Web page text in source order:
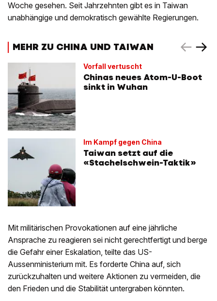
Woche gesehen. Seit Jahrzehnten gibt es in Taiwan
unabhängige und demokratisch gewählte Regierungen.
MEHR ZU CHINA UND TAIWAN
Vorfall vertuscht
Chinas neues Atom-U-Boot
sinkt in Wuhan
Im Kampf gegen China
Taiwan setzt auf die
«Stachelschwein-Taktik»
Mit militärischen Provokationen auf eine jährliche
Ansprache zu reagieren sei nicht gerechtfertigt und berge
die Gefahr einer Eskalation, teilte das US-
Aussenministerium mit. Es forderte China auf, sich
zurückzuhalten und weitere Aktionen zu vermeiden, die
den Frieden und die Stabilität untergraben könnten.